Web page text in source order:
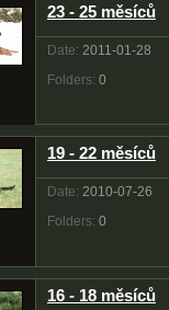
23 - 25 měsíců
Date: 2011-01-28
Folders: 0
19 - 22 měsíců
Date: 2010-07-26
Folders: 0
16 - 18 měsíců